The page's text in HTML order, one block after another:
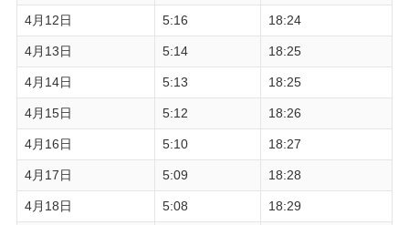
4月12日 5:16 18:24
4月13日 5:14 18:25
4月14日 5:13 18:25
4月15日 5:12 18:26
4月16日 5:10 18:27
4月17日 5:09 18:28
4月18日 5:08 18:29